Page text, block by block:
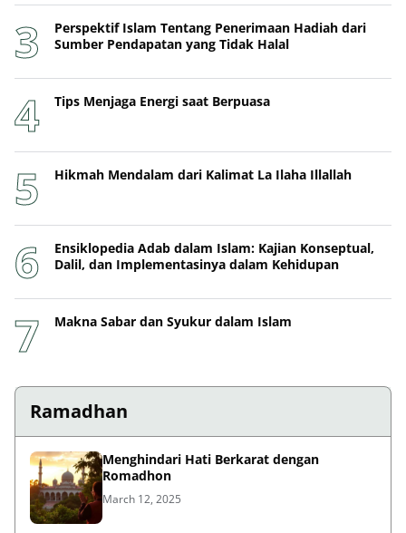
Perspektif Islam Tentang Penerimaan Hadiah dari
Sumber Pendapatan yang Tidak Halal
Tips Menjaga Energi saat Berpuasa
Hikmah Mendalam dari Kalimat La Ilaha Illallah
Ensiklopedia Adab dalam Islam: Kajian Konseptual,
Dalil, dan Implementasinya dalam Kehidupan
Makna Sabar dan Syukur dalam Islam
Ramadhan
Menghindari Hati Berkarat dengan
Romadhon
March 12, 2025